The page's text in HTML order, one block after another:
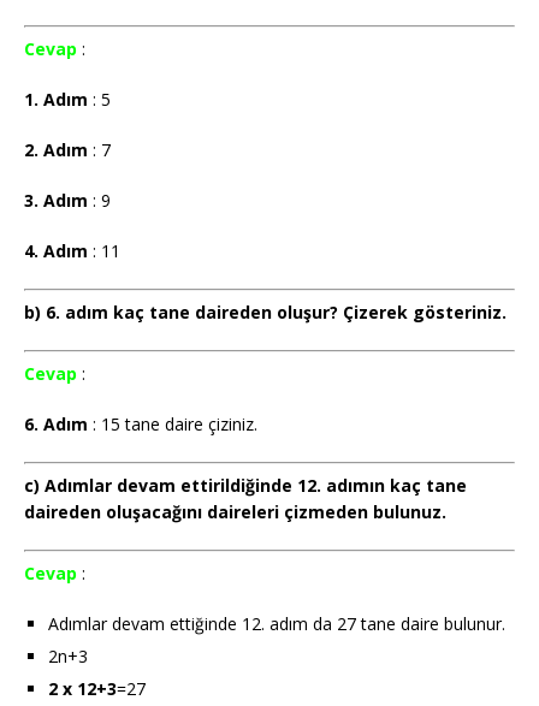
Cevap :
1. Adım : 5
2. Adım : 7
3. Adım : 9
4. Adım : 11
b) 6. adım kaç tane daireden oluşur? Çizerek gösteriniz.
Cevap :
6. Adım : 15 tane daire çiziniz.
c) Adımlar devam ettirildiğinde 12. adımın kaç tane
daireden oluşacağını daireleri çizmeden bulunuz.
Cevap :
Adımlar devam ettiğinde 12. adım da 27 tane daire bulunur.
2n+3
2 x 12+3=27